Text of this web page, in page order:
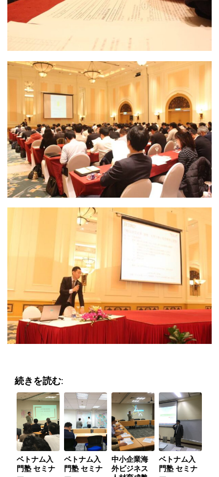
続きを読む:
ベトナム入
門塾 セミナ
ベトナム入
門塾 セミナ
中小企業海
外ビジネス
ベトナム入
門塾 セミナ